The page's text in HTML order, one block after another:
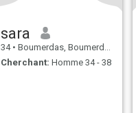
sara
34 • Boumerdas, Boumerdes, Algérie
Cherchant: Homme 34 - 38